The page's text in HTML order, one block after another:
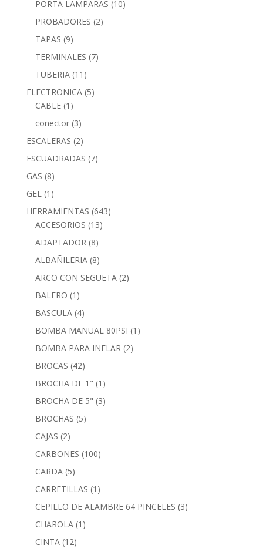
PORTA LAMPARAS (10)
PROBADORES (2)
TAPAS (9)
TERMINALES (7)
TUBERIA (11)
ELECTRONICA (5)
CABLE (1)
conector (3)
ESCALERAS (2)
ESCUADRADAS (7)
GAS (8)
GEL (1)
HERRAMIENTAS (643)
ACCESORIOS (13)
ADAPTADOR (8)
ALBAÑILERIA (8)
ARCO CON SEGUETA (2)
BALERO (1)
BASCULA (4)
BOMBA MANUAL 80PSI (1)
BOMBA PARA INFLAR (2)
BROCAS (42)
BROCHA DE 1" (1)
BROCHA DE 5" (3)
BROCHAS (5)
CAJAS (2)
CARBONES (100)
CARDA (5)
CARRETILLAS (1)
CEPILLO DE ALAMBRE 64 PINCELES (3)
CHAROLA (1)
CINTA (12)